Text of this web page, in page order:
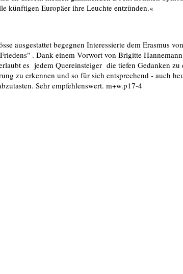
künftigen Europäer ihre Leuchte entzünden.«
ausgestattet begegnen Interessierte dem Erasmus von
. Dank einem Vorwort von Brigitte
es jedem Quereinsteiger die tiefen Gedanken zu
zu erkennen und so für sich entsprechend - auch
Sehr empfehlenswert. m+w.p17-4